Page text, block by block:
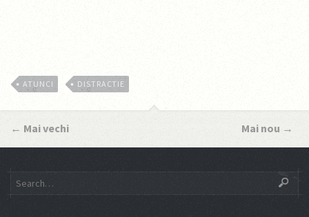
ATUNCI DISTRACTIE
← Mai vechi Mai nou →